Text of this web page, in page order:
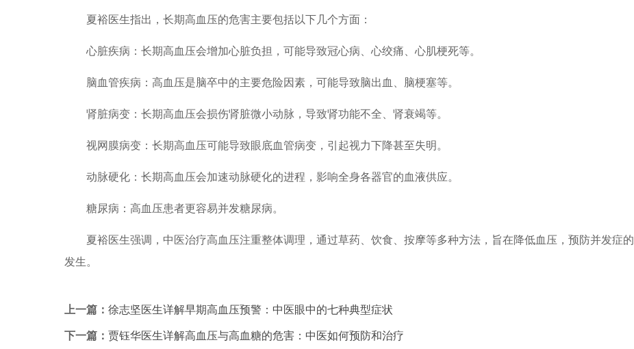
夏裕医生指出，长期高血压的危害主要包括以下几个方面：
心脏疾病：长期高血压会增加心脏负担，可能导致冠心病、心绞痛、心肌梗死等。
脑血管疾病：高血压是脑卒中的主要危险因素，可能导致脑出血、脑梗塞等。
肾脏病变：长期高血压会损伤肾脏微小动脉，导致肾功能不全、肾衰竭等。
视网膜病变：长期高血压可能导致眼底血管病变，引起视力下降甚至失明。
动脉硬化：长期高血压会加速动脉硬化的进程，影响全身各器官的血液供应。
糖尿病：高血压患者更容易并发糖尿病。
夏裕医生强调，中医治疗高血压注重整体调理，通过草药、饮食、按摩等多种方法，旨在降低血压，预防并发症的
发生。
上一篇： 徐志坚医生详解早期高血压预警：中医眼中的七种典型症状
下一篇： 贾钰华医生详解高血压与高血糖的危害：中医如何预防和治疗